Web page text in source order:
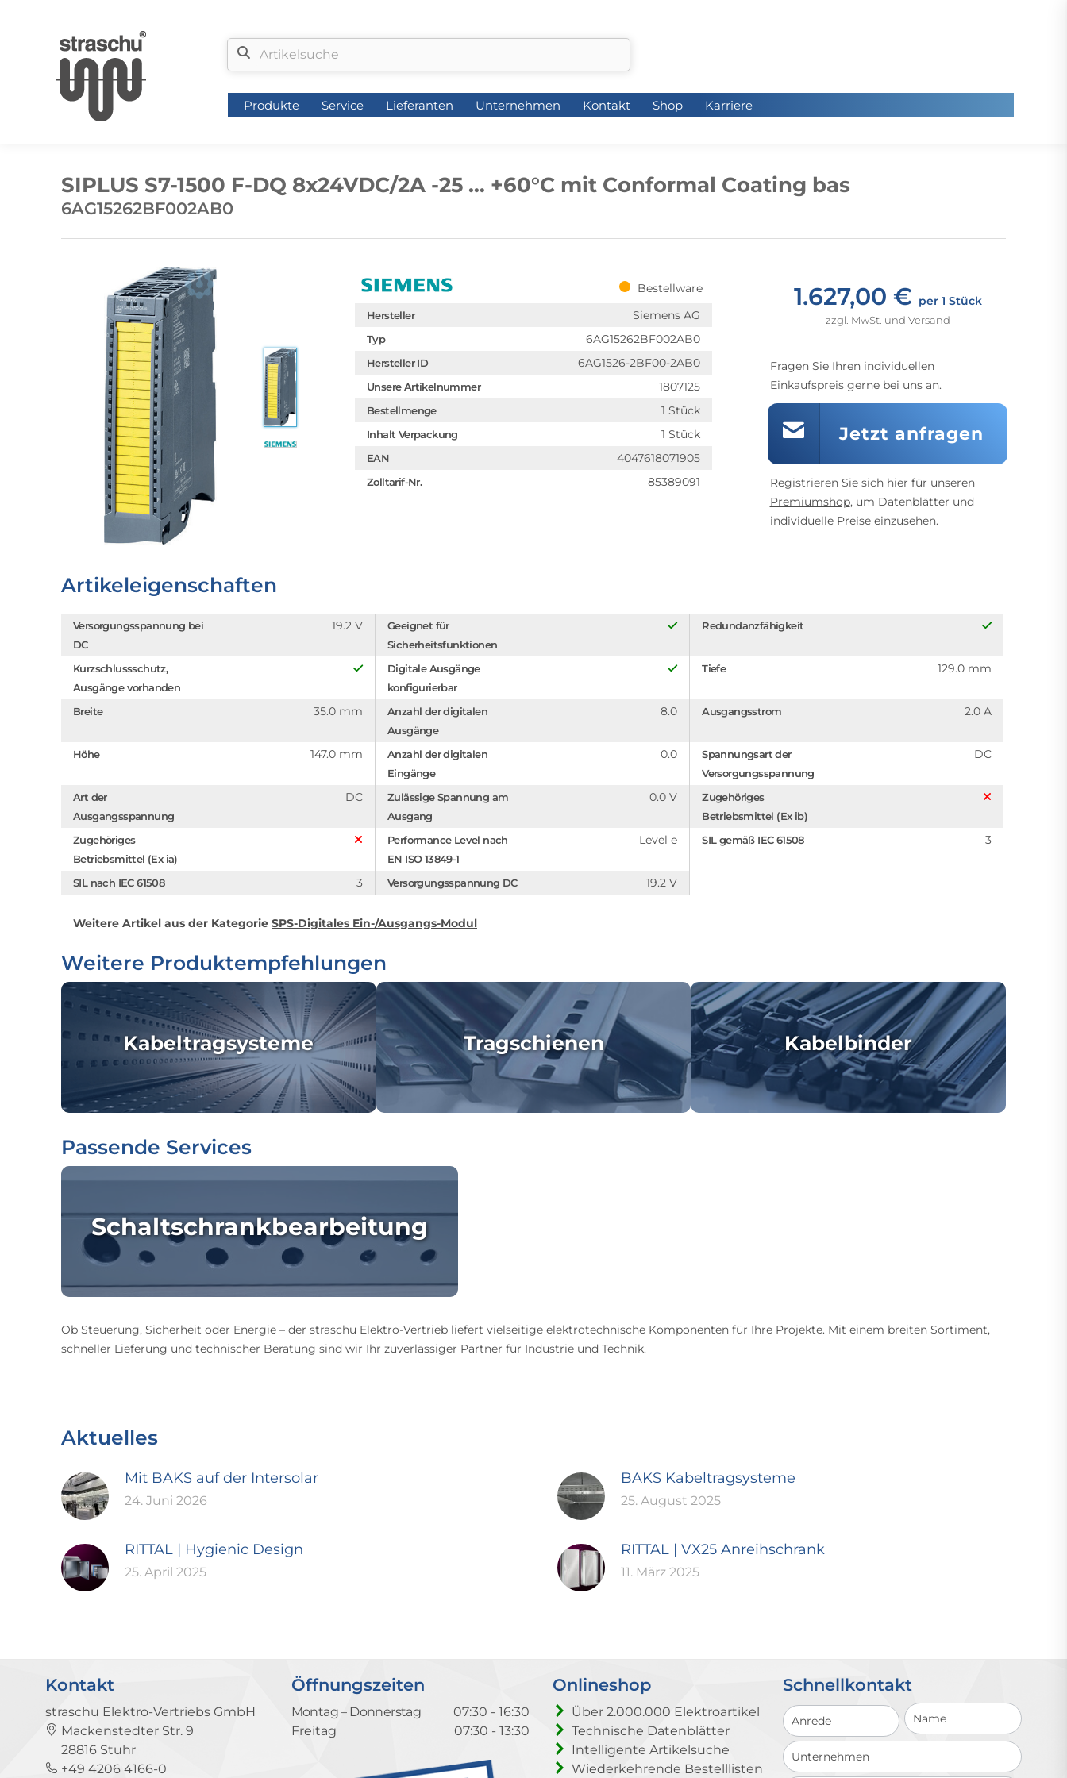
Produkte Service Lieferanten Unternehmen Kontakt Shop Karriere
SIPLUS S7-1500 F-DQ 8x24VDC/2A -25 … +60°C mit Conformal Coating bas
6AG15262BF002AB0
Bestellware
Hersteller Siemens AG
Typ 6AG15262BF002AB0
Hersteller ID 6AG1526-2BF00-2AB0
Unsere Artikelnummer 1807125
Bestellmenge 1 Stück
Inhalt Verpackung 1 Stück
EAN 4047618071905
Zolltarif-Nr. 85389091
1.627,00 € per 1 Stück
zzgl. MwSt. und Versand
Fragen Sie Ihren individuellen
Einkaufspreis gerne bei uns an.
Jetzt anfragen
Registrieren Sie sich hier für unseren
Premiumshop, um Datenblätter und
individuelle Preise einzusehen.
Artikeleigenschaften
Versorgungsspannung bei
DC
19.2 V
Geeignet für
Sicherheitsfunktionen
Redundanzfähigkeit
Kurzschlussschutz,
Ausgänge vorhanden
Digitale Ausgänge
konfigurierbar
Tiefe 129.0 mm
Breite 35.0 mm
Anzahl der digitalen
Ausgänge
8.0 Ausgangsstrom 2.0 A
Höhe 147.0 mm
Anzahl der digitalen
Eingänge
0.0
Spannungsart der
Versorgungsspannung
DC
Art der
Ausgangsspannung
DC
Zulässige Spannung am
Ausgang
0.0 V
Zugehöriges
Betriebsmittel (Ex ib)
Zugehöriges
Betriebsmittel (Ex ia)
Performance Level nach
EN ISO 13849-1
Level e SIL gemäß IEC 61508 3
SIL nach IEC 61508 3 Versorgungsspannung DC 19.2 V
Weitere Artikel aus der Kategorie SPS-Digitales Ein-/Ausgangs-Modul
Weitere Produktempfehlungen
Kabeltragsysteme Tragschienen Kabelbinder
Passende Services
Schaltschrankbearbeitung
Ob Steuerung, Sicherheit oder Energie – der straschu Elektro-Vertrieb liefert vielseitige elektrotechnische Komponenten für Ihre Projekte. Mit einem breiten Sortiment,
schneller Lieferung und technischer Beratung sind wir Ihr zuverlässiger Partner für Industrie und Technik.
Aktuelles
Mit BAKS auf der Intersolar
24. Juni 2026
BAKS Kabeltragsysteme
25. August 2025
RITTAL | Hygienic Design
25. April 2025
RITTAL | VX25 Anreihschrank
11. März 2025
Kontakt
straschu Elektro-Vertriebs GmbH
Mackenstedter Str. 9
28816 Stuhr
+49 4206 4166-0
Öffnungszeiten
Montag – Donnerstag
07:30 - 16:30
Freitag
07:30 - 13:30
Onlineshop
Über 2.000.000 Elektroartikel
Technische Datenblätter
Intelligente Artikelsuche
Wiederkehrende Bestelllisten
Schnellkontakt
Schnellkontakt
Produkte Service Lieferanten Unternehmen Kontakt